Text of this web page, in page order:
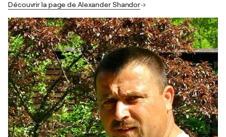
Découvrir la page de Alexander Shandor